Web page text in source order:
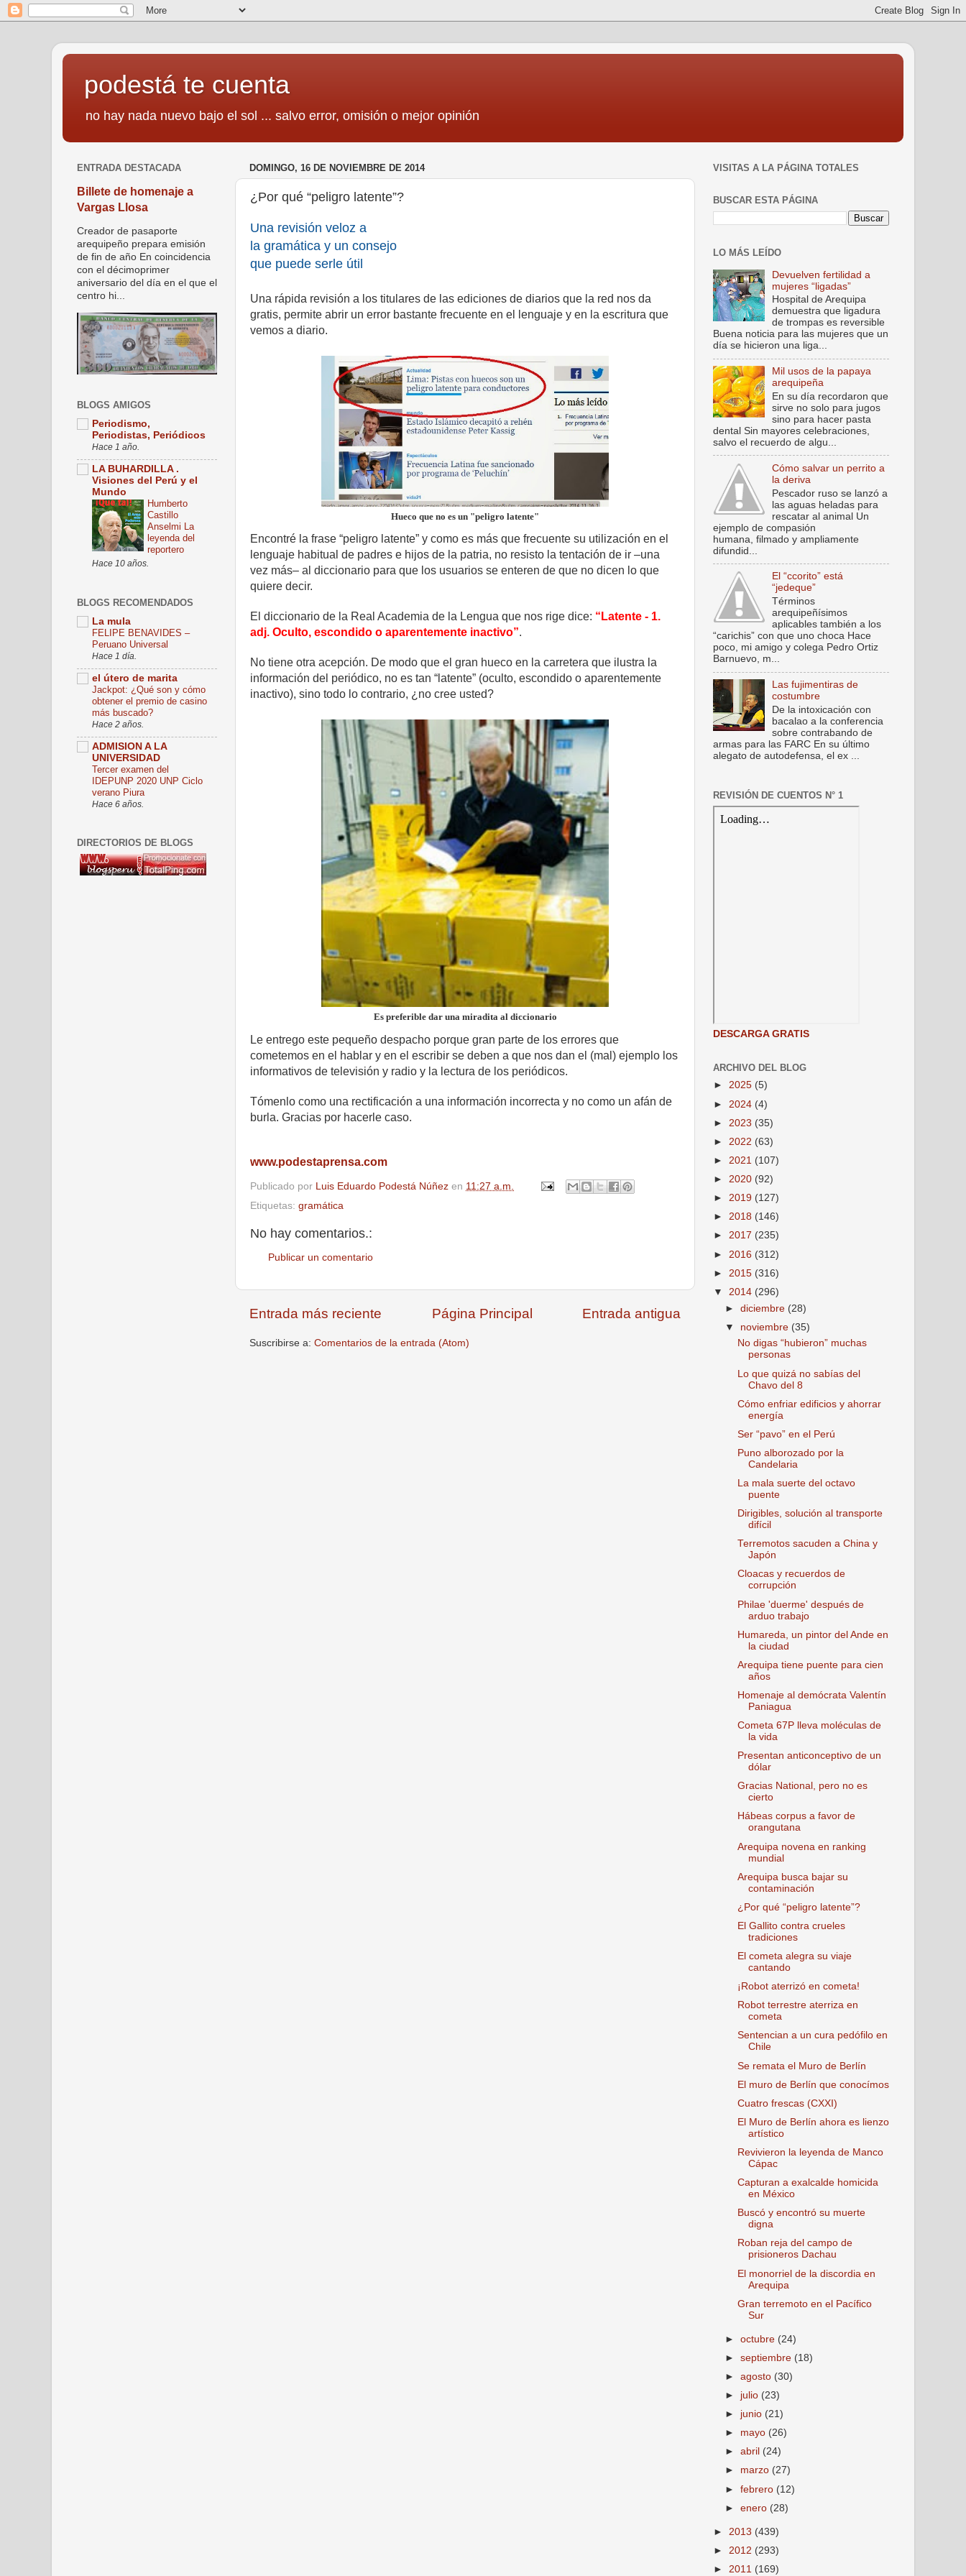
podestá te cuenta
no hay nada nuevo bajo el sol ... salvo error, omisión o mejor opinión
DOMINGO, 16 DE NOVIEMBRE DE 2014
¿Por qué “peligro latente”?
Una revisión veloz a
la gramática y un consejo
que puede serle útil
Una rápida revisión a los titulares de las ediciones de diarios que la red nos da
gratis, permite abrir un error bastante frecuente en el lenguaje y en la escritura que
vemos a diario.
Hueco que no es un "peligro latente"
Encontré la frase “peligro latente” y como es más que frecuente su utilización en el
lenguaje habitual de padres e hijos de la patria, no resisto la tentación de ir –una
vez más– al diccionario para que los usuarios se enteren de que no dicen lo que
quiere decir.
El diccionario de la Real Academia de la Lengua que nos rige dice: “Latente - 1.
adj. Oculto, escondido o aparentemente inactivo”.
No tiene otra acepción. De modo que el gran hueco en la carretera que ilustra la
información del periódico, no es tan “latente” (oculto, escondido o aparentemente
inactivo), sino todo lo contrario, ¿no cree usted?
Es preferible dar una miradita al diccionario
Le entrego este pequeño despacho porque gran parte de los errores que
cometemos en el hablar y en el escribir se deben a que nos dan el (mal) ejemplo los
informativos de televisión y radio y la lectura de los periódicos.
Tómenlo como una rectificación a una información incorrecta y no como un afán de
burla. Gracias por hacerle caso.
www.podestaprensa.com
Publicado por Luis Eduardo Podestá Núñez en 11:27 a.m.
Etiquetas: gramática
No hay comentarios.:
Publicar un comentario
Entrada más reciente Entrada antigua
Página Principal
Suscribirse a: Comentarios de la entrada (Atom)
ENTRADA DESTACADA
Billete de homenaje a
Vargas Llosa
Creador de pasaporte
arequipeño prepara emisión
de fin de año En coincidencia
con el décimoprimer
aniversario del día en el que el
centro hi...
BLOGS AMIGOS
Periodismo,
Periodistas, Periódicos
Hace 1 año.
LA BUHARDILLA .
Visiones del Perú y el
Mundo
Humberto
Castillo
Anselmi La
leyenda del
reportero
Hace 10 años.
BLOGS RECOMENDADOS
La mula
FELIPE BENAVIDES –
Peruano Universal
Hace 1 día.
el útero de marita
Jackpot: ¿Qué son y cómo
obtener el premio de casino
más buscado?
Hace 2 años.
ADMISION A LA
UNIVERSIDAD
Tercer examen del
IDEPUNP 2020 UNP Ciclo
verano Piura
Hace 6 años.
DIRECTORIOS DE BLOGS
VISITAS A LA PÁGINA TOTALES
BUSCAR ESTA PÁGINA
LO MÁS LEÍDO
Devuelven fertilidad a
mujeres “ligadas”
Hospital de Arequipa
demuestra que ligadura
de trompas es reversible
Buena noticia para las mujeres que un
día se hicieron una liga...
Mil usos de la papaya
arequipeña
En su día recordaron que
sirve no solo para jugos
sino para hacer pasta
dental Sin mayores celebraciones,
salvo el recuerdo de algu...
Cómo salvar un perrito a
la deriva
Pescador ruso se lanzó a
las aguas heladas para
rescatar al animal Un
ejemplo de compasión
humana, filmado y ampliamente
difundid...
El “ccorito” está
“jedeque”
Términos
arequipeñísimos
aplicables también a los
“carichis” con que uno choca Hace
poco, mi amigo y colega Pedro Ortiz
Barnuevo, m...
Las fujimentiras de
costumbre
De la intoxicación con
bacalao a la conferencia
sobre contrabando de
armas para las FARC En su último
alegato de autodefensa, el ex ...
REVISIÓN DE CUENTOS N° 1
DESCARGA GRATIS
ARCHIVO DEL BLOG
► 2025 (5)
► 2024 (4)
► 2023 (35)
► 2022 (63)
► 2021 (107)
► 2020 (92)
► 2019 (127)
► 2018 (146)
► 2017 (235)
► 2016 (312)
► 2015 (316)
▼ 2014 (296)
►diciembre (28)
▼ noviembre (35)
No digas “hubieron” muchas
personas
Lo que quizá no sabías del
Chavo del 8
Cómo enfriar edificios y ahorrar
energía
Ser “pavo” en el Perú
Puno alborozado por la
Candelaria
La mala suerte del octavo
puente
Dirigibles, solución al transporte
difícil
Terremotos sacuden a China y
Japón
Cloacas y recuerdos de
corrupción
Philae 'duerme' después de
arduo trabajo
Humareda, un pintor del Ande en
la ciudad
Arequipa tiene puente para cien
años
Homenaje al demócrata Valentín
Paniagua
Cometa 67P lleva moléculas de
la vida
Presentan anticonceptivo de un
dólar
Gracias National, pero no es
cierto
Hábeas corpus a favor de
orangutana
Arequipa novena en ranking
mundial
Arequipa busca bajar su
contaminación
¿Por qué “peligro latente”?
El Gallito contra crueles
tradiciones
El cometa alegra su viaje
cantando
¡Robot aterrizó en cometa!
Robot terrestre aterriza en
cometa
Sentencian a un cura pedófilo en
Chile
Se remata el Muro de Berlín
El muro de Berlín que conocímos
Cuatro frescas (CXXI)
El Muro de Berlín ahora es lienzo
artístico
Revivieron la leyenda de Manco
Cápac
Capturan a exalcalde homicida
en México
Buscó y encontró su muerte
digna
Roban reja del campo de
prisioneros Dachau
El monorriel de la discordia en
Arequipa
Gran terremoto en el Pacífico
Sur
►octubre (24)
►septiembre (18)
►agosto (30)
► julio (23)
► junio (21)
► mayo (26)
►abril (24)
► marzo (27)
►febrero (12)
►enero (28)
► 2013 (439)
► 2012 (293)
► 2011 (169)